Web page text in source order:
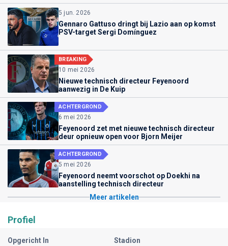
5 jun. 2026
Gennaro Gattuso dringt bij Lazio aan op komst
PSV-target Sergi Domínguez
BREAKING
10 mei 2026
Nieuwe technisch directeur Feyenoord
aanwezig in De Kuip
ACHTERGROND
6 mei 2026
Feyenoord zet met nieuwe technisch directeur
deur opnieuw open voor Bjorn Meijer
ACHTERGROND
5 mei 2026
Feyenoord neemt voorschot op Doekhi na
aanstelling technisch directeur
Meer artikelen
Profiel
Opgericht In
Stadion